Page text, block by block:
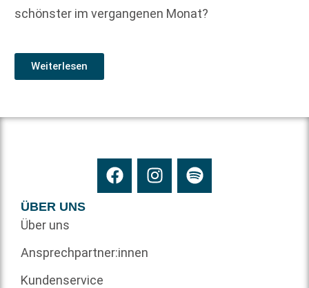
schönster im vergangenen Monat?
Weiterlesen
ÜBER UNS
Über uns
Ansprechpartner:innen
Kundenservice